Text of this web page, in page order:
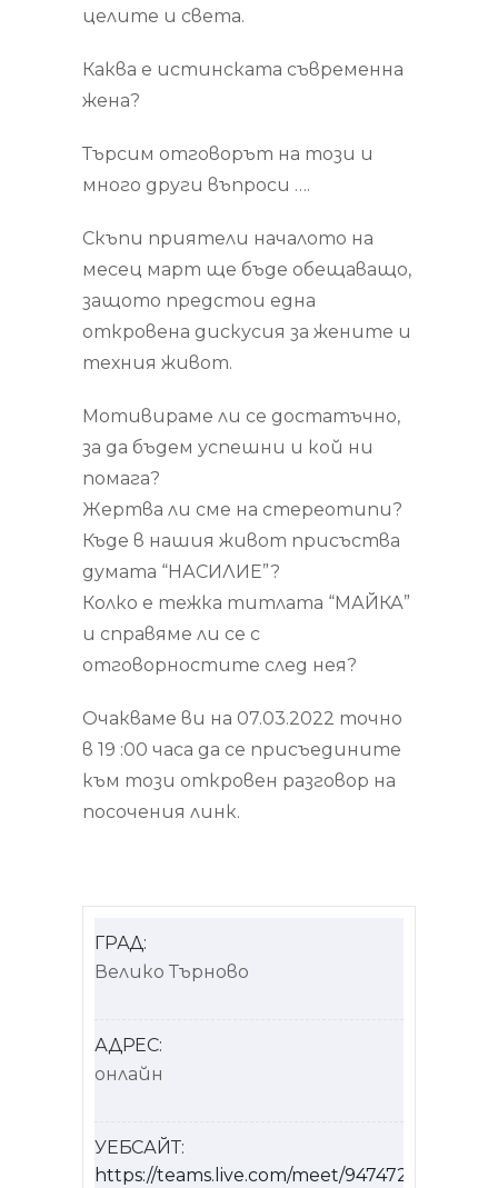
целите и света.
Каква е истинската съвременна
жена?
Търсим отговорът на този и
много други въпроси ….
Скъпи приятели началото на
месец март ще бъде обещаващо,
защото предстои една
откровена дискусия за жените и
техния живот.
Мотивираме ли се достатъчно,
за да бъдем успешни и кой ни
помага?
Жертва ли сме на стереотипи?
Къде в нашия живот присъства
думата “НАСИЛИЕ”?
Колко е тежка титлата “МАЙКА”
и справяме ли се с
отговорностите след нея?
Очакваме ви на 07.03.2022 точно
в 19 :00 часа да се присъедините
към този откровен разговор на
посочения линк.
ГРАД:
Велико Търново
АДРЕС:
онлайн
УЕБСАЙТ:
https://teams.live.com/meet/94747208050695